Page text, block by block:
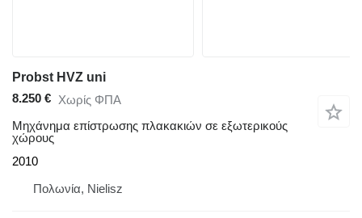
Probst HVZ uni
8.250 € Χωρίς ΦΠΑ
Μηχάνημα επίστρωσης πλακακιών σε εξωτερικούς
χώρους
2010
Πολωνία, Nielisz